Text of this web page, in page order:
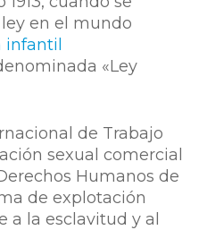
en el mundo
«Ley
de Trabajo
sexual comercial
Humanos de
de explotación
a la esclavitud y al